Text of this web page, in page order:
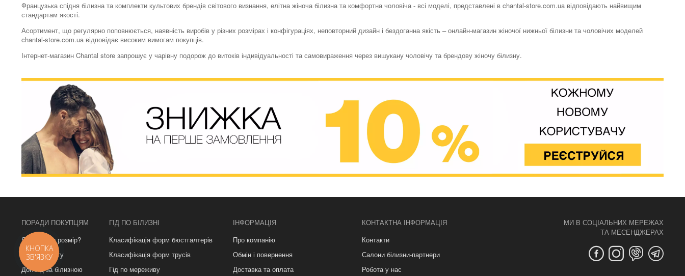
Французька спідня білизна та комплекти культових брендів світового визнання, елітна жіноча білизна та комфортна чоловіча - всі моделі, представлені в chantal-store.com.ua відповідають найвищим
стандартам якості.
Асортимент, що регулярно поповнюється, наявність виробів у різних розмірах і конфігураціях, неповторний дизайн і бездоганна якість – онлайн-магазин жіночої нижньої білизни та чоловічих моделей
chantal-store.com.ua відповідає високим вимогам покупців.
Інтернет-магазин Chantal store запрошує у чарівну подорож до витоків індивідуальності та самовираження через вишукану чоловічу та брендову жіночу білизну.
ПОРАДИ ПОКУПЦЯМ
Як вибрати розмір?
Урок з фітінгу
Догляд за білизною
ГІД ПО БІЛИЗНІ
Класифікація форм бюстгалтерів
Класифікація форм трусів
Гід по мереживу
ІНФОРМАЦІЯ
Про компанію
Обмін і повернення
Доставка та оплата
КОНТАКТНА ІНФОРМАЦІЯ
Контакти
Салони білизни-партнери
Робота у нас
МИ В СОЦІАЛЬНИХ МЕРЕЖАХ
ТА МЕСЕНДЖЕРАХ
КНОПКА
ЗВ'ЯЗКУ